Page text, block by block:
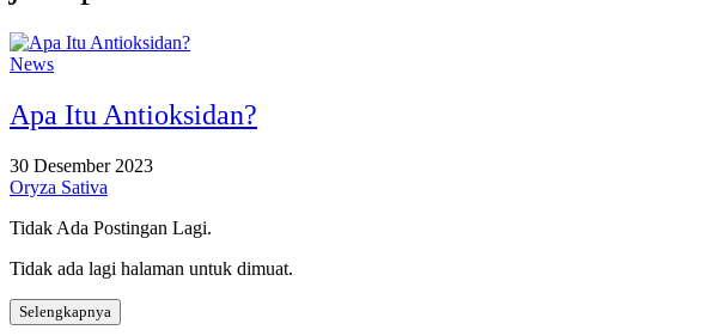
News
Apa Itu Antioksidan?
30 Desember 2023
Oryza Sativa
Tidak Ada Postingan Lagi.
Tidak ada lagi halaman untuk dimuat.
Selengkapnya